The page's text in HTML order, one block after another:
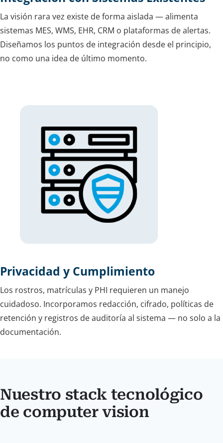
La visión rara vez existe de forma aislada — alimenta
sistemas MES, WMS, EHR, CRM o plataformas de alertas.
Diseñamos los puntos de integración desde el principio,
no como una idea de último momento.
Privacidad y Cumplimiento
Los rostros, matrículas y PHI requieren un manejo
cuidadoso. Incorporamos redacción, cifrado, políticas de
retención y registros de auditoría al sistema — no solo a la
documentación.
Nuestro stack tecnológico
de computer vision